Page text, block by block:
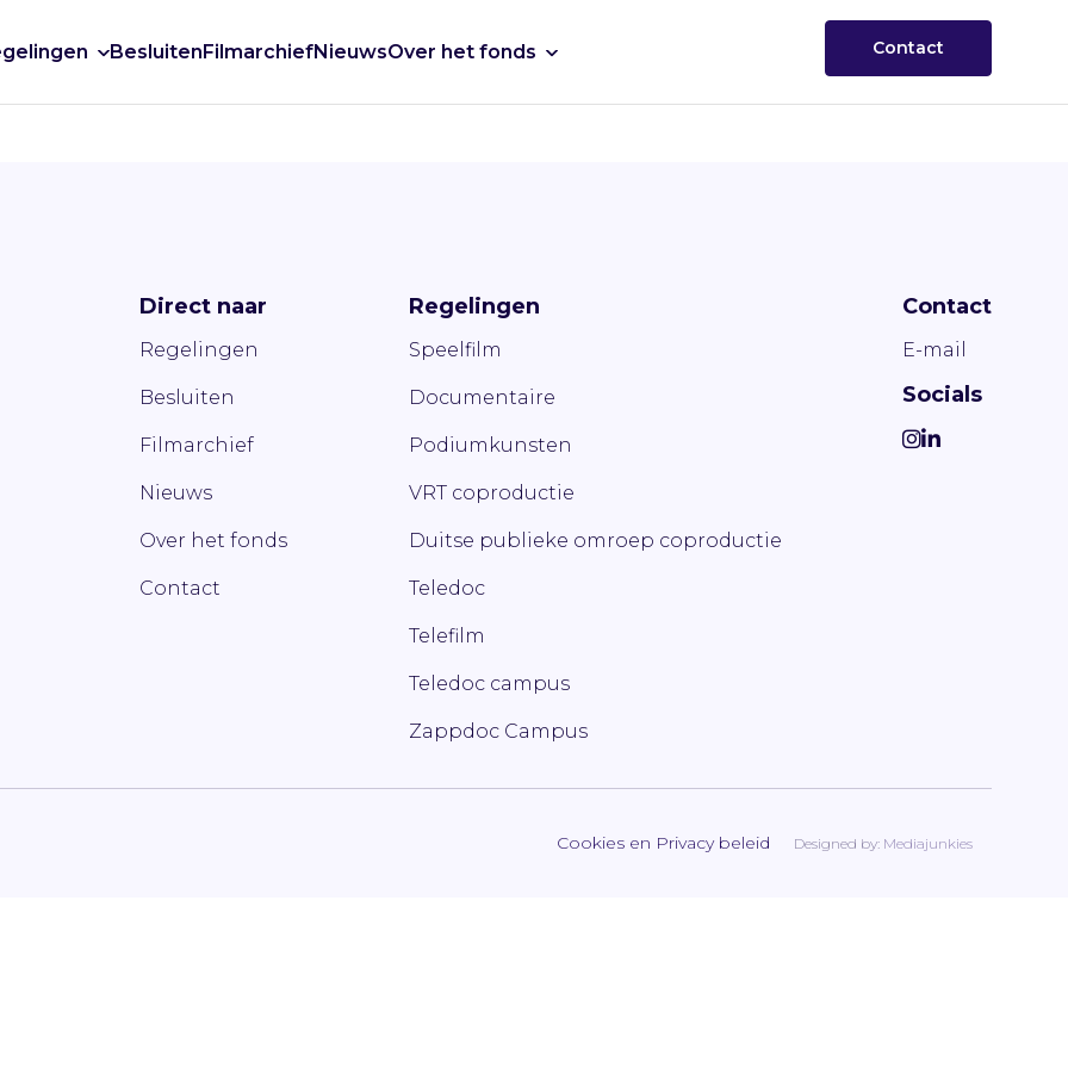
BesluitenFilmarchiefNieuwsOver het fonds Contact
Direct naar
Regelingen
Besluiten
Filmarchief
Nieuws
Over het fonds
Contact
Regelingen
Speelfilm
Documentaire
Podiumkunsten
VRT coproductie
Duitse publieke omroep coproductie
Teledoc
Telefilm
Teledoc campus
Zappdoc Campus
Contact
E-mail
Socials
Cookies en Privacy beleid Designed by: Mediajunkies